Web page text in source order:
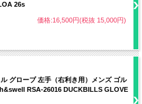
26s
価格:16,500円(税抜 15,000円)
グローブ 左手（右利き用）メンズ ゴル
RSA-26016 DUCKBILLS GLOVE